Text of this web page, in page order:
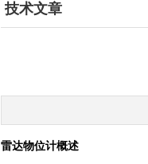
技术文章
雷达物位计概述